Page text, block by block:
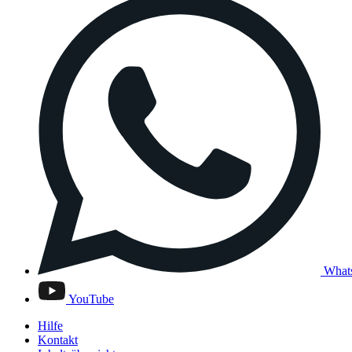
YouTube
Hilfe
Kontakt